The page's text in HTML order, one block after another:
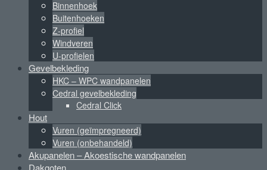
Binnenhoek
Buitenhoeken
Z-profiel
Windveren
U-profielen
Gevelbekleding
HKC – WPC wandpanelen
Cedral gevelbekleding
Cedral Click
Hout
Vuren (geïmpregneerd)
Vuren (onbehandeld)
Akupanelen – Akoestische wandpanelen
Dakgoten